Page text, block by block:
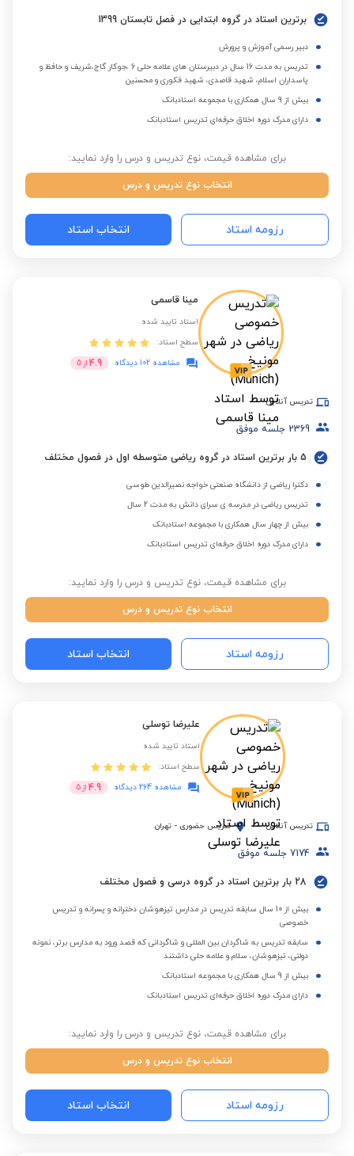
برترین استاد در گروه ابتدایی در فصل تابستان 1399
دبیر رسمی آموزش و پرورش
تدریس به مدت 16 سال در دبیرستان های علامه حلی 6 ،جوکار گاج،شریف و حافظ و
پاسداران اسلام، شهید قاصدی، شهید فکوری و محسنین
بیش از 9 سال همکاری با مجموعه استادبانک
دارای مدرک دوره اخلاق حرفه‌ای تدریس استادبانک
برای مشاهده قیمت، نوع تدریس و درس را وارد نمایید:
انتخاب نوع تدریس و درس
رزومه استاد انتخاب استاد
مینا قاسمی
استاد تایید شده
سطح استاد:
مشاهده 102 دیدگاه
4.9 از 5
تدریس آنلاین
2369 جلسه موفق
5 بار برترین استاد در گروه ریاضی متوسطه اول در فصول مختلف
دکترا ریاضی از دانشگاه صنعتی خواجه نصیرالدین طوسی
تدریس ریاضی در مدرسه ی سرای دانش به مدت 2 سال
بیش از چهار سال همکاری با مجموعه استادبانک
دارای مدرک دوره اخلاق حرفه‌ای تدریس استادبانک
برای مشاهده قیمت، نوع تدریس و درس را وارد نمایید:
انتخاب نوع تدریس و درس
رزومه استاد انتخاب استاد
علیرضا توسلی
استاد تایید شده
سطح استاد:
مشاهده 264 دیدگاه
4.9 از 5
تدریس آنلاین تدریس حضوری - تهران
7174 جلسه موفق
28 بار برترین استاد در گروه درسی و فصول مختلف
بیش از 10 سال سابقه تدریس در مدارس تیزهوشان دخترانه و پسرانه و تدریس
خصوصی
سابقه تدریس به شاگردان بین المللی و شاگردانی که قصد ورود به مدارس برتر، نمونه
دولتی، تیزهوشان، سلام و علامه حلی داشتند
بیش از 9 سال همکاری با مجموعه استادبانک
دارای مدرک دوره اخلاق حرفه‌ای تدریس استادبانک
برای مشاهده قیمت، نوع تدریس و درس را وارد نمایید:
انتخاب نوع تدریس و درس
رزومه استاد انتخاب استاد